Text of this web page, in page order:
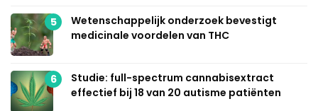
5
Wetenschappelijk onderzoek bevestigt
medicinale voordelen van THC
6
Studie: full-spectrum cannabisextract
effectief bij 18 van 20 autisme patiënten